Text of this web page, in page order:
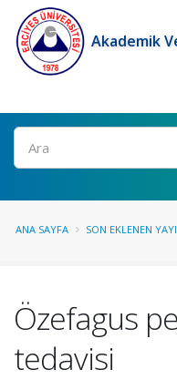
Akademik
Ara
ANA SAYFA SON EKLENEN
Özefagus
tedavisi